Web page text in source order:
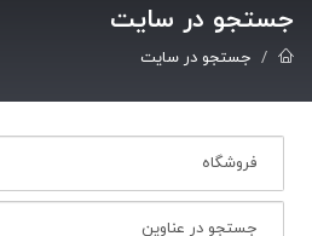
جستجو در سایت
جستجو در سایت